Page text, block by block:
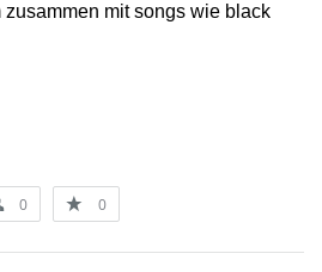
mit songs wie black
0 0